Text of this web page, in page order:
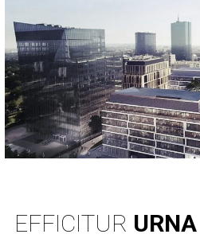
EFFICITUR URNA